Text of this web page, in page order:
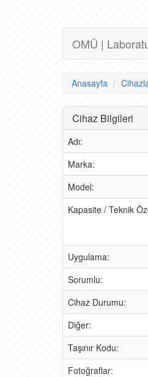
OMÜ |
Anasayfa
Cihaz Bilgileri
Adı:
Marka:
Model:
Kapasite / Teknik
Uygulama:
Sorumlu:
Cihaz Durumu:
Diğer:
Taşınır Kodu:
Fotoğraflar: